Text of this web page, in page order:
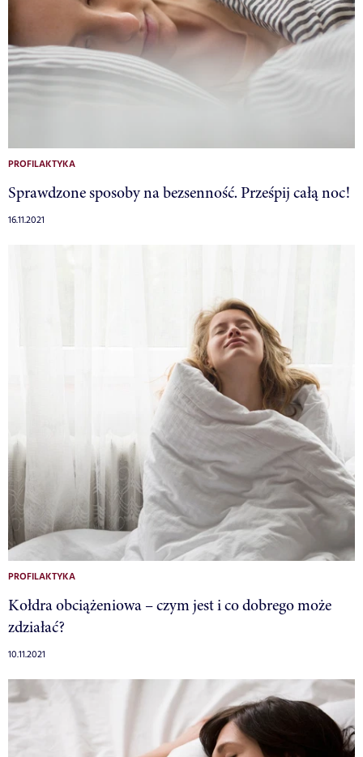
PROFILAKTYKA
Sprawdzone sposoby na bezsenność. Prześpij całą noc!
16.11.2021
PROFILAKTYKA
Kołdra obciążeniowa – czym jest i co dobrego może
zdziałać?
10.11.2021